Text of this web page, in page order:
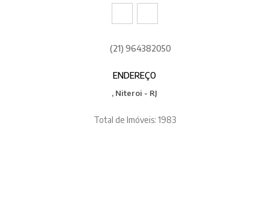
(21) 964382050
ENDEREÇO
, Niteroi - RJ
Total de Imóveis: 1983